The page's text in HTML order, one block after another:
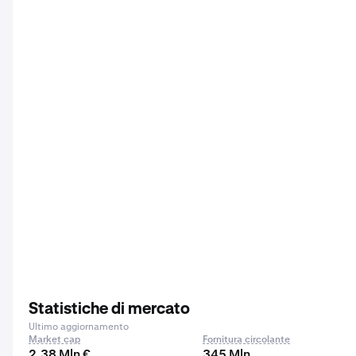
Statistiche di mercato
Ultimo aggiornamento
Market cap
Fornitura circolante